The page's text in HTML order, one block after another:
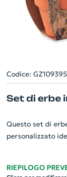
Codice:
Set di erbe
Questo set di
personalizzato
tocco di natura e
RIEPILOGO